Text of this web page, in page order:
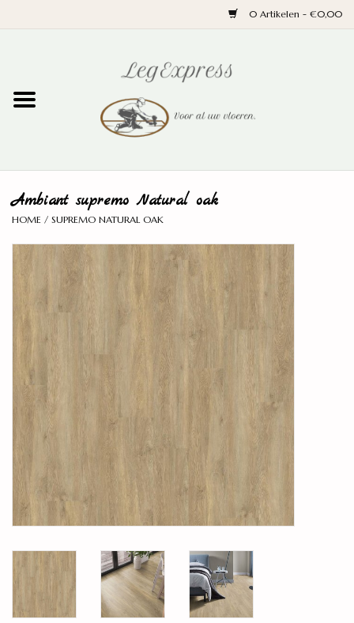
0 Artikelen - €0,00
Parket
Ondervloeren
Wand en trap
Legservice
Showroom
Merken
Ambiant supremo Natural oak
HOME / SUPREMO NATURAL OAK